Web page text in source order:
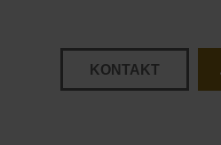
KONTAKT